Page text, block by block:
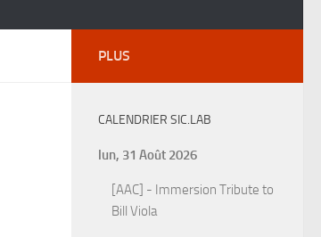
PLUS
CALENDRIER SIC.LAB
lun, 31 Août 2026
[AAC] - Immersion Tribute to
Bill Viola